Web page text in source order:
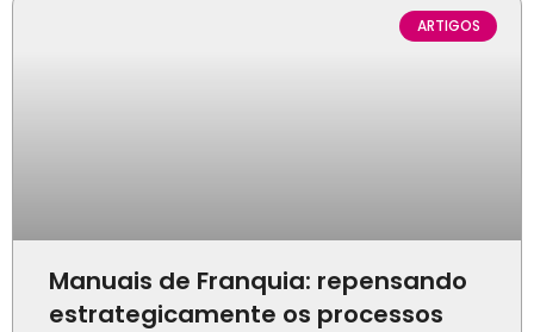
ARTIGOS
Manuais de Franquia: repensando
estrategicamente os processos